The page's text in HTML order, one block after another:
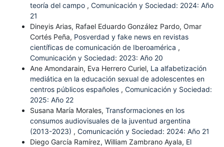
teoría del campo , Comunicación y Sociedad: 2024: Año
21
Dineyis Arias, Rafael Eduardo González Pardo, Omar
Cortés Peña, Posverdad y fake news en revistas
científicas de comunicación de Iberoamérica ,
Comunicación y Sociedad: 2023: Año 20
Ane Amondarain, Eva Herrero Curiel, La alfabetización
mediática en la educación sexual de adolescentes en
centros públicos españoles , Comunicación y Sociedad:
2025: Año 22
Susana María Morales, Transformaciones en los
consumos audiovisuales de la juventud argentina
(2013-2023) , Comunicación y Sociedad: 2024: Año 21
Diego García Ramírez, William Zambrano Ayala, El